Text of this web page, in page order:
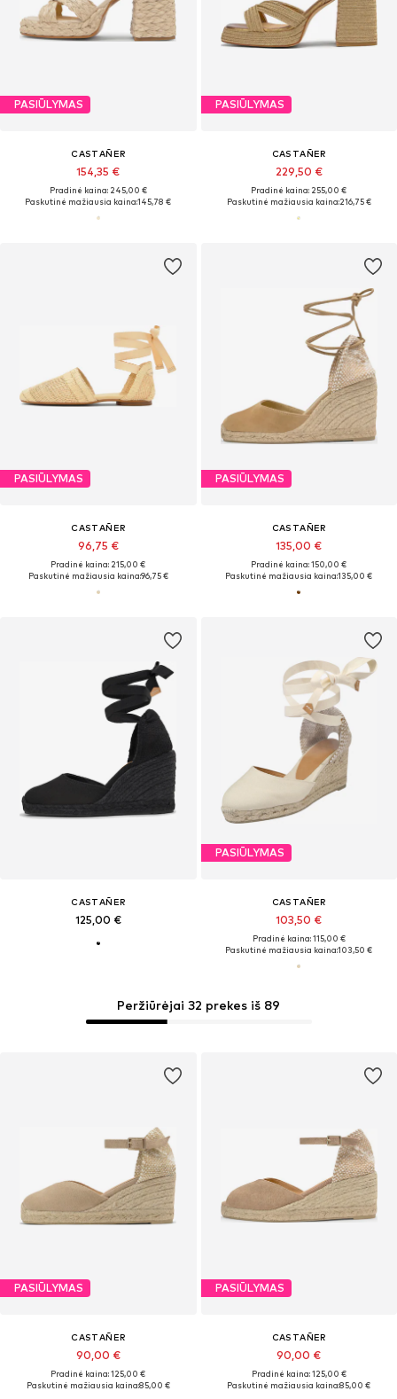
PASIŪLYMAS
CASTAÑER
154,35 €
Pradinė kaina: 245,00 €
Paskutinė mažiausia kaina:145,78 €
PASIŪLYMAS
CASTAÑER
229,50 €
Pradinė kaina: 255,00 €
Paskutinė mažiausia kaina:216,75 €
Peržiūrėjai 32 prekes iš 89
PASIŪLYMAS
CASTAÑER
96,75 €
Pradinė kaina: 215,00 €
Paskutinė mažiausia kaina:96,75 €
PASIŪLYMAS
CASTAÑER
135,00 €
Pradinė kaina: 150,00 €
Paskutinė mažiausia kaina:135,00 €
CASTAÑER
125,00 €
PASIŪLYMAS
CASTAÑER
103,50 €
Pradinė kaina: 115,00 €
Paskutinė mažiausia kaina:103,50 €
PASIŪLYMAS
CASTAÑER
90,00 €
Pradinė kaina: 125,00 €
Paskutinė mažiausia kaina:85,00 €
PASIŪLYMAS
CASTAÑER
90,00 €
Pradinė kaina: 125,00 €
Paskutinė mažiausia kaina:85,00 €